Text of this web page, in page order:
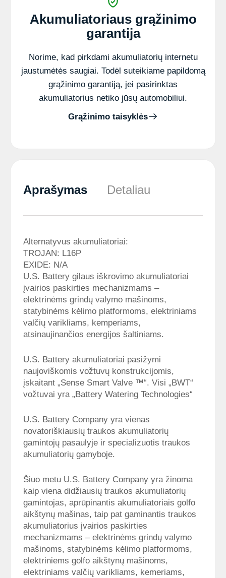
Akumuliatoriaus grąžinimo
garantija
Norime, kad pirkdami akumuliatorių internetu
jaustumėtės saugiai. Todėl suteikiame papildomą
grąžinimo garantiją, jei pasirinktas
akumuliatorius netiko jūsų automobiliui.
Grąžinimo taisyklės
Aprašymas Detaliau
Alternatyvus akumuliatoriai:
TROJAN: L16P
EXIDE: N/A
U.S. Battery gilaus iškrovimo akumuliatoriai
įvairios paskirties mechanizmams –
elektrinėms grindų valymo mašinoms,
statybinėms kėlimo platformoms, elektriniams
valčių varikliams, kemperiams,
atsinaujinančios energijos šaltiniams.
U.S. Battery akumuliatoriai pasižymi
naujoviškomis vožtuvų konstrukcijomis,
įskaitant „Sense Smart Valve ™“. Visi „BWT“
vožtuvai yra „Battery Watering Technologies“
U.S. Battery Company yra vienas
novatoriškiausių traukos akumuliatorių
gamintojų pasaulyje ir specializuotis traukos
akumuliatorių gamyboje.
Šiuo metu U.S. Battery Company yra žinoma
kaip viena didžiausių traukos akumuliatorių
gamintojas, aprūpinantis akumuliatoriais golfo
aikštynų mašinas, taip pat gaminantis traukos
akumuliatorius įvairios paskirties
mechanizmams – elektrinėms grindų valymo
mašinoms, statybinėms kėlimo platformoms,
elektriniems golfo aikštynų mašinoms,
elektriniams valčių varikliams, kemeriams,